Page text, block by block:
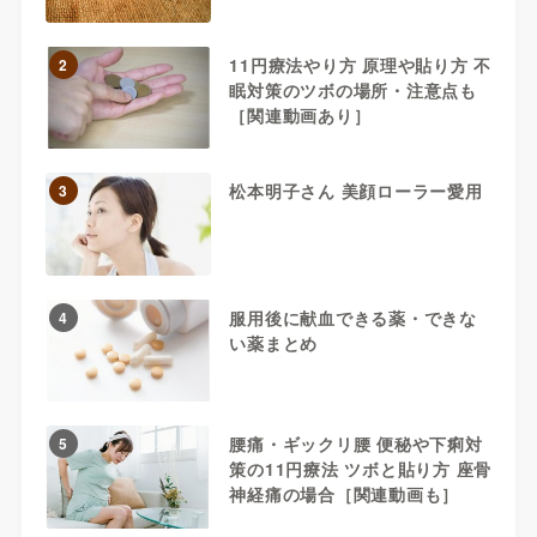
2
11円療法やり方 原理や貼り方 不
眠対策のツボの場所・注意点も
［関連動画あり］
3 松本明子さん 美顔ローラー愛用
4
服用後に献血できる薬・できな
い薬まとめ
5
腰痛・ギックリ腰 便秘や下痢対
策の11円療法 ツボと貼り方 座骨
神経痛の場合［関連動画も］